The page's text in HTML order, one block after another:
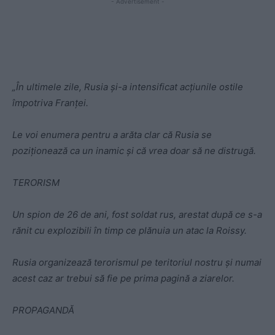
„În ultimele zile, Rusia și-a intensificat acțiunile ostile
împotriva Franței.
Le voi enumera pentru a arăta clar că Rusia se
poziționează ca un inamic și că vrea doar să ne distrugă.
TERORISM
Un spion de 26 de ani, fost soldat rus, arestat după ce s-a
rănit cu explozibili în timp ce plănuia un atac la Roissy.
Rusia organizează terorismul pe teritoriul nostru și numai
acest caz ar trebui să fie pe prima pagină a ziarelor.
PROPAGANDĂ